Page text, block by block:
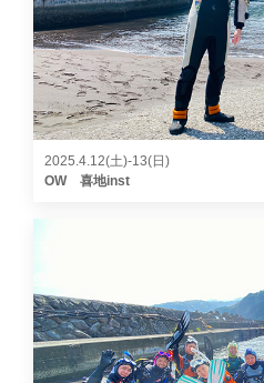
2025.4.12(土)-13(日)
OW 喜地inst